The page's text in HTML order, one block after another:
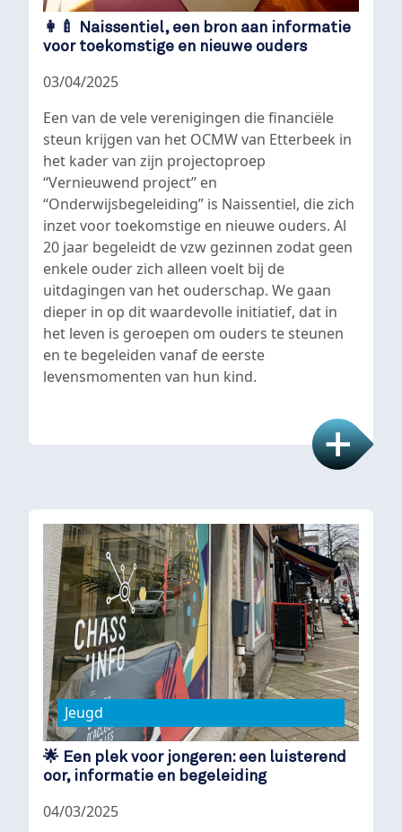
👩‍🍼 Naissentiel, een bron aan informatie
voor toekomstige en nieuwe ouders
03/04/2025
Een van de vele verenigingen die financiële
steun krijgen van het OCMW van Etterbeek in
het kader van zijn projectoproep
“Vernieuwend project” en
“Onderwijsbegeleiding” is Naissentiel, die zich
inzet voor toekomstige en nieuwe ouders. Al
20 jaar begeleidt de vzw gezinnen zodat geen
enkele ouder zich alleen voelt bij de
uitdagingen van het ouderschap. We gaan
dieper in op dit waardevolle initiatief, dat in
het leven is geroepen om ouders te steunen
en te begeleiden vanaf de eerste
levensmomenten van hun kind.
Jeugd
🌟 Een plek voor jongeren: een luisterend
oor, informatie en begeleiding
04/03/2025